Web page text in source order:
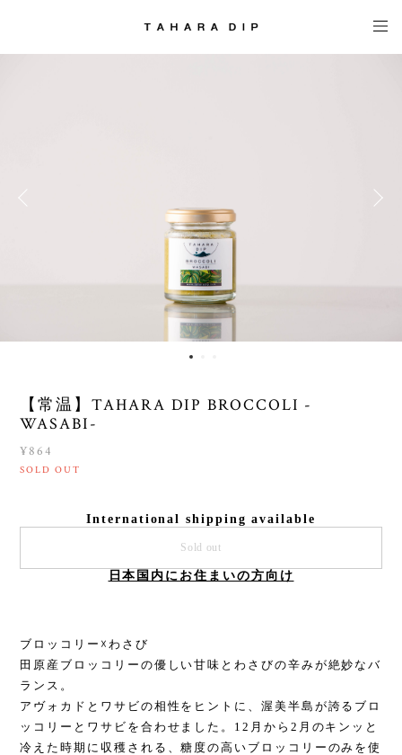
【常温】TAHARA DIP BROCCOLI -
WASABI-
¥864
SOLD OUT
International shipping available
Sold out
日本国内にお住まいの方向け
ブロッコリー☓わさび
田原産ブロッコリーの優しい甘味とわさびの辛みが絶妙なバ
ランス。
アヴォカドとワサビの相性をヒントに、渥美半島が誇るブロ
ッコリーとワサビを合わせました。12月から2月のキンッと
冷えた時期に収穫される、糖度の高いブロッコリーのみを使